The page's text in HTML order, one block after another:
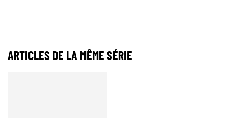
ARTICLES DE LA MÊME SÉRIE